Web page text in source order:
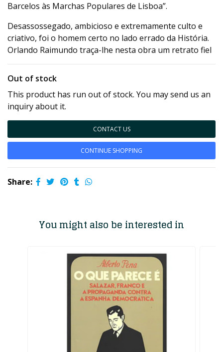
Barcelos às Marchas Populares de Lisboa”.
Desassossegado, ambicioso e extremamente culto e
criativo, foi o homem certo no lado errado da História.
Orlando Raimundo traça-lhe nesta obra um retrato fiel
Out of stock
This product has run out of stock. You may send us an
inquiry about it.
CONTACT US
CONTINUE SHOPPING
Share:
You might also be interested in